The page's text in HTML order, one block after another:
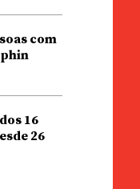
com
16
26